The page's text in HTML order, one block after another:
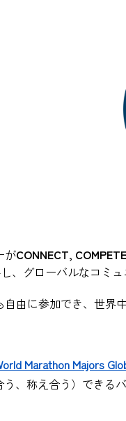
がCONNECT,
、グローバルなコミ
由に参加でき、世界
Marathon Majors
う、称え合う）できる